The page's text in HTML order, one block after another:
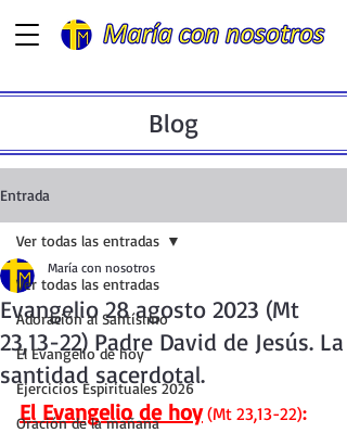
Blog
Entrada
Ver todas las entradas
Adoración al Santísimo
El Evangelio de hoy
Ejercicios Espirituales 2026
Oración de la mañana
Ver todas las entradas
Evangelio 28 agosto 2023 (Mt
23,13-22) Padre David de Jesús. La
santidad sacerdotal.
María con nosotros
El Evangelio de hoy (Mt 23,13-22):